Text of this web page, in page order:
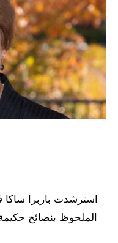
استرشدت باربرا ساكا
الملحوظ بنصائح